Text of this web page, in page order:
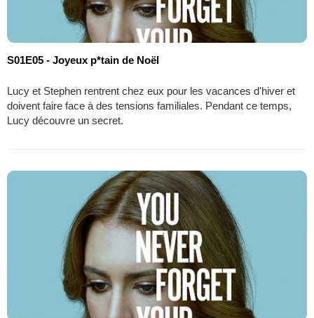
S01E05 - Joyeux p*tain de Noël
Lucy et Stephen rentrent chez eux pour les vacances d'hiver et
doivent faire face à des tensions familiales. Pendant ce temps,
Lucy découvre un secret.